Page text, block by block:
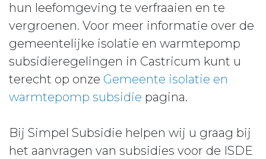
hun leefomgeving te verfraaien en te
vergroenen. Voor meer informatie over de
gemeentelijke isolatie en warmtepomp
subsidieregelingen in Castricum kunt u
terecht op onze Gemeente isolatie en
warmtepomp subsidie pagina.
Bij Simpel Subsidie helpen wij u graag bij
het aanvragen van subsidies voor de ISDE